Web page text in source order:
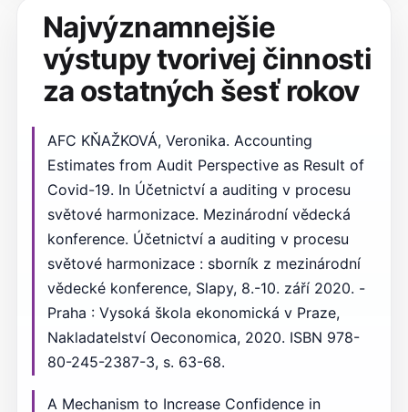
Najvýznamnejšie
výstupy tvorivej činnosti
za ostatných šesť rokov
AFC KŇAŽKOVÁ, Veronika. Accounting
Estimates from Audit Perspective as Result of
Covid-19. In Účetnictví a auditing v procesu
světové harmonizace. Mezinárodní vědecká
konference. Účetnictví a auditing v procesu
světové harmonizace : sborník z mezinárodní
vědecké konference, Slapy, 8.-10. září 2020. -
Praha : Vysoká škola ekonomická v Praze,
Nakladatelství Oeconomica, 2020. ISBN 978-
80-245-2387-3, s. 63-68.
A Mechanism to Increase Confidence in